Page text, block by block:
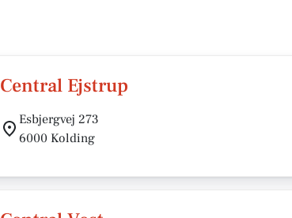
Central Ejstrup
Esbjergvej 273
6000 Kolding